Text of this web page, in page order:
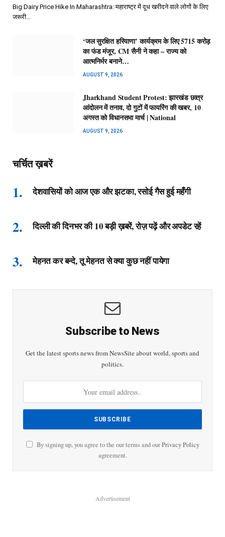
Big Dairy Price Hike In Maharashtra: महाराष्ट्र में दूध खरीदने वाले लोगों के लिए
जरूरी…
‘जल सुरक्षित हरियाणा’ कार्यक्रम के लिए 5715 करोड़
का फंड मंजूर, CM सैनी ने कहा – राज्य को
आत्मनिर्भर बनाने…
AUGUST 9, 2026
Jharkhand Student Protest: झारखंड छात्र
आंदोलन में तनाव, दो गुटों में फायरिंग की खबर, 10
अगस्त को विधानसभा मार्च | National
AUGUST 9, 2026
चर्चित ख़बरें
देशवासियों को आज एक और झटका, रसोई गैस हुई महँगी
दिल्ली की दिनभर की 10 बड़ी ख़बरें, रोज़ पढ़ें और अपडेट रहें
मेहनत कर बन्दे, तू मेहनत से क्या कुछ नहीं पायेगा
Subscribe to News
Get the latest sports news from NewsSite about world, sports and
politics.
By signing up, you agree to the our terms and ourPrivacy Policy
agreement.
Advertisement